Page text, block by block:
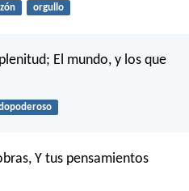
orgullo
El mundo, y los que
Y tus pensamientos